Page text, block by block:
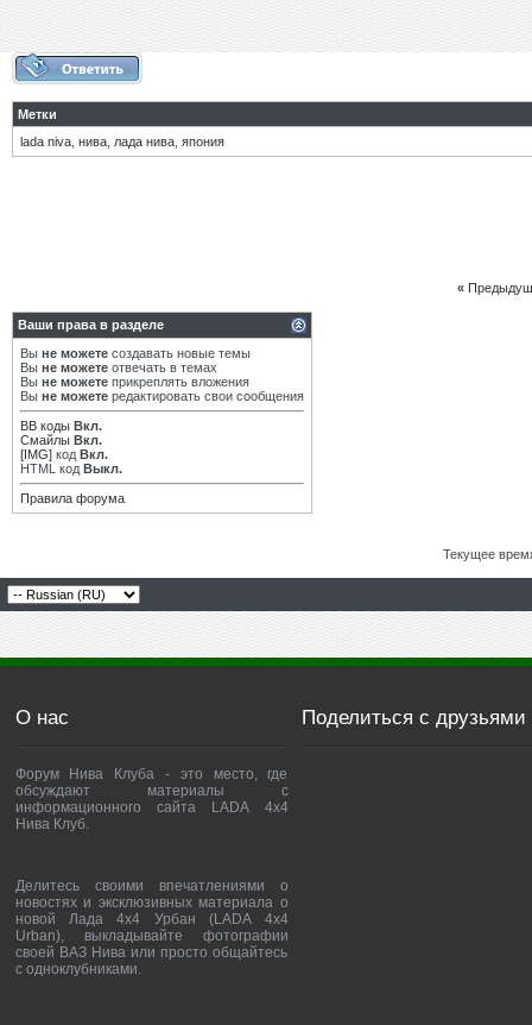
Метки
lada niva нива лада нива япония
«
Ваши права в разделе
Вы не можете создавать новые темы
Вы не можете отвечать в темах
Вы не можете прикреплять вложения
Вы не можете редактировать свои сообщения
BB коды Вкл.
Смайлы Вкл.
[IMG] код Вкл.
HTML код Выкл.
Правила форума
Текущее
О нас
Форум Нива Клуба - это место, где
обсуждают материалы с
информационного сайта LADA 4x4
Нива Клуб.
Делитесь своими впечатлениями о
новостях и эксклюзивных материала о
новой Лада 4х4 Урбан (LADA 4x4
Urban), выкладывайте фотографии
своей ВАЗ Нива или просто общайтесь
с одноклубниками.
Поделиться с друзьями